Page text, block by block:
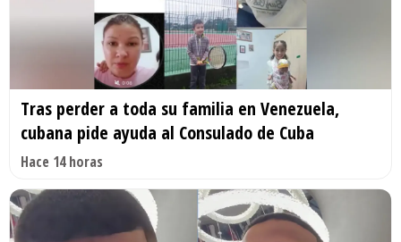
Tras perder a toda su familia en Venezuela,
cubana pide ayuda al Consulado de Cuba
Hace 14 horas